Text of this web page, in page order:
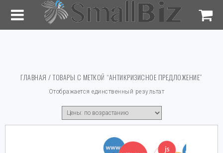
ГЛАВНАЯ / ТОВАРЫ С МЕТКОЙ “АНТИКРИЗИСНОЕ ПРЕДЛОЖЕНИЕ”
Отображается единственный результат